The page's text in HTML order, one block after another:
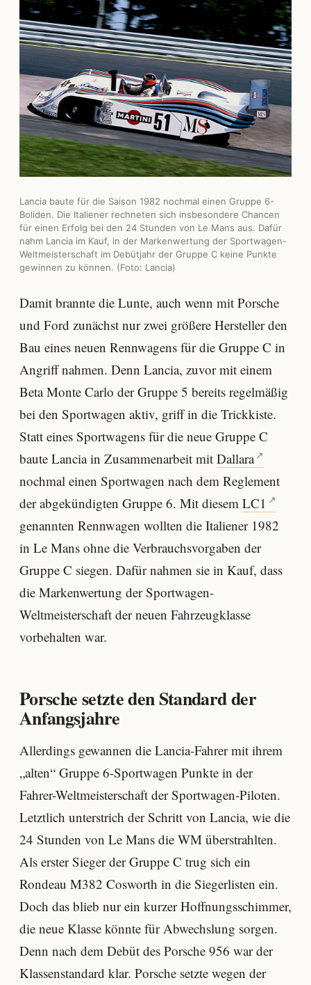
Lancia baute für die Saison 1982 nochmal einen Gruppe 6-
Boliden. Die Italiener rechneten sich insbesondere Chancen
für einen Erfolg bei den 24 Stunden von Le Mans aus. Dafür
nahm Lancia im Kauf, in der Markenwertung der Sportwagen-
Weltmeisterschaft im Debütjahr der Gruppe C keine Punkte
gewinnen zu können. (Foto: Lancia)
Damit brannte die Lunte, auch wenn mit Porsche
und Ford zunächst nur zwei größere Hersteller den
Bau eines neuen Rennwagens für die Gruppe C in
Angriff nahmen. Denn Lancia, zuvor mit einem
Beta Monte Carlo der Gruppe 5 bereits regelmäßig
bei den Sportwagen aktiv, griff in die Trickkiste.
Statt eines Sportwagens für die neue Gruppe C
baute Lancia in Zusammenarbeit mit Dallara
nochmal einen Sportwagen nach dem Reglement
der abgekündigten Gruppe 6. Mit diesem LC1
genannten Rennwagen wollten die Italiener 1982
in Le Mans ohne die Verbrauchsvorgaben der
Gruppe C siegen. Dafür nahmen sie in Kauf, dass
die Markenwertung der Sportwagen-
Weltmeisterschaft der neuen Fahrzeugklasse
vorbehalten war.
Porsche setzte den Standard der
Anfangsjahre
Allerdings gewannen die Lancia-Fahrer mit ihrem
„alten“ Gruppe 6-Sportwagen Punkte in der
Fahrer-Weltmeisterschaft der Sportwagen-Piloten.
Letztlich unterstrich der Schritt von Lancia, wie die
24 Stunden von Le Mans die WM überstrahlten.
Als erster Sieger der Gruppe C trug sich ein
Rondeau M382 Cosworth in die Siegerlisten ein.
Doch das blieb nur ein kurzer Hoffnungsschimmer,
die neue Klasse könnte für Abwechslung sorgen.
Denn nach dem Debüt des Porsche 956 war der
Klassenstandard klar. Porsche setzte wegen der